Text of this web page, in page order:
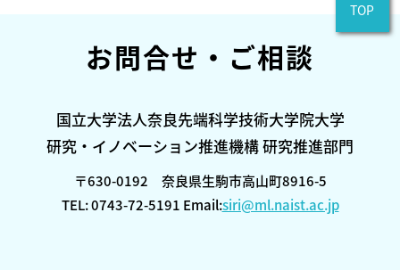
お問合せ・ご相談
国立大学法人奈良先端科学技術大学院大学
研究・イノベーション推進機構 研究推進部門
〒630-0192 奈良県生駒市高山町8916-5
TEL: 0743-72-5191 Email:siri@ml.naist.ac.jp
TOP